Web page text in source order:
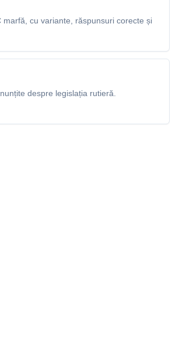
cu variante, răspunsuri corecte și
despre legislația rutieră.